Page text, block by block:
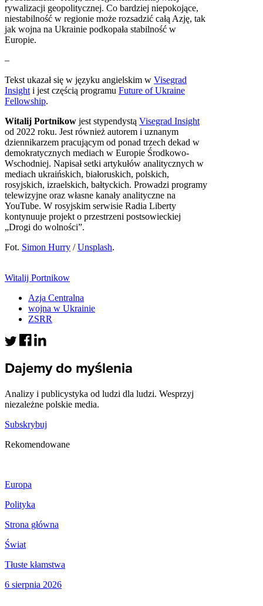
rywalizacji geopolitycznej. Co bardziej niepokojące,
niestabilność w regionie może rozsadzić całą Azję, tak
jak wojna na Ukrainie podkopała stabilność w
Europie.
–
Tekst ukazał się w języku angielskim w Visegrad
Insight i jest częścią programu Future of Ukraine
Fellowship.
Witalij Portnikow jest stypendystą Visegrad Insight
od 2022 roku. Jest również autorem i uznanym
dziennikarzem pracującym od ponad trzech dekad w
demokratycznych mediach w Europie Środkowo-
Wschodniej. Napisał setki artykułów analitycznych w
mediach ukraińskich, białoruskich, polskich,
rosyjskich, izraelskich, bałtyckich. Prowadzi programy
telewizyjne oraz własne kanały analityczne na
YouTube. W rosyjskim serwisie Radia Liberty
kontynuuje projekt o przestrzeni postsowieckiej
„Drogi do wolności”.
Fot. Simon Hurry /Unsplash.
Witalij Portnikow
Azja Centralna
wojna w Ukrainie
ZSRR
Dajemy do myślenia
Analizy i publicystyka od ludzi dla ludzi. Wesprzyj
niezależne polskie media.
Subskrybuj
Rekomendowane
Europa
Polityka
Strona główna
Świat
Tłuste kłamstwa
6 sierpnia 2026